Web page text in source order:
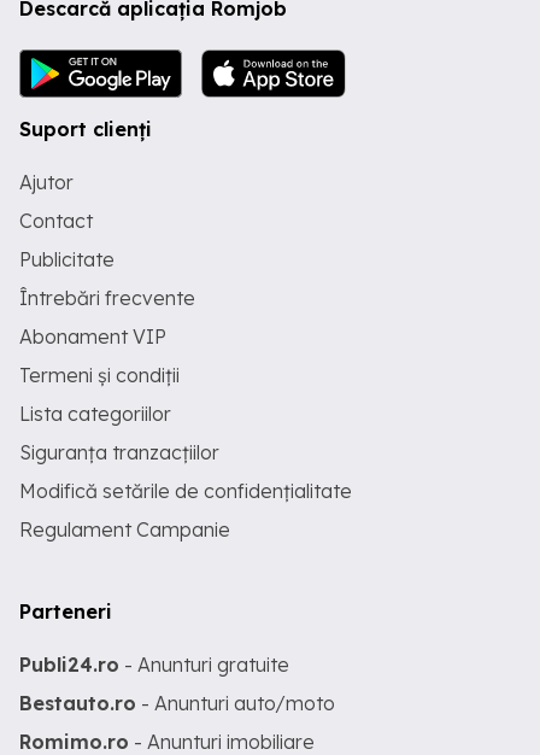
Descarcă aplicația Romjob
Suport clienți
Ajutor
Contact
Publicitate
Întrebări frecvente
Abonament VIP
Termeni și condiții
Lista categoriilor
Siguranța tranzacțiilor
Modifică setările de confidențialitate
Regulament Campanie
Parteneri
Publi24.ro - Anunturi gratuite
Bestauto.ro - Anunturi auto/moto
Romimo.ro - Anunturi imobiliare